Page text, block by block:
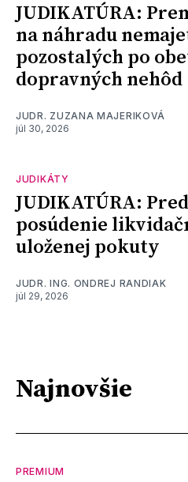
JUDIKATÚRA:
na náhradu
pozostalých po
dopravných nehôd
JUDR. ZUZANA MAJERIKOVÁ
júl 30, 2026
JUDIKÁTY
JUDIKATÚRA:
posúdenie
uloženej pokuty
JUDR. ING. ONDREJ RANDIAK
júl 29, 2026
Najnovšie
PREMIUM